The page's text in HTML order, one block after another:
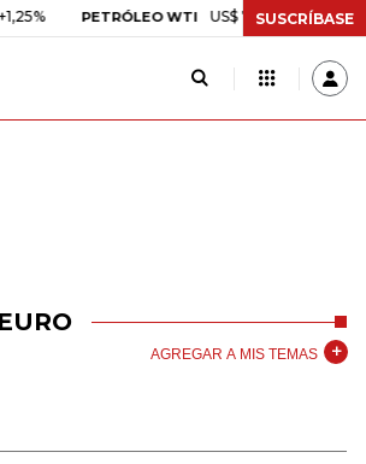
PETRÓLEO WTI US$ 75,09 -US$ 0,24 -
SUSCRÍBASE
AGREGAR A MIS TEMAS